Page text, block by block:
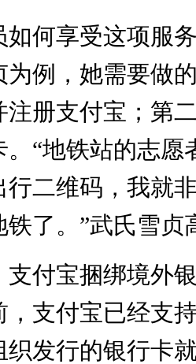
何享受这项服务
为例，她需要做
注册支付宝；第
。“地铁站的志愿
行二维码，我就
铁了。”武氏雪贞
付宝捆绑境外银
，支付宝已经支
织发行的银行卡